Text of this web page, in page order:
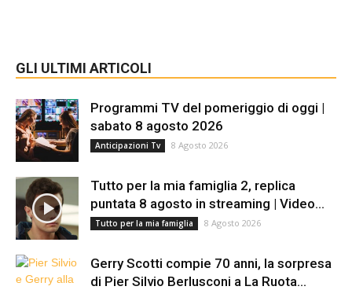
GLI ULTIMI ARTICOLI
Programmi TV del pomeriggio di oggi |
sabato 8 agosto 2026
Anticipazioni Tv 8 Agosto 2026
Tutto per la mia famiglia 2, replica
puntata 8 agosto in streaming | Video...
Tutto per la mia famiglia 8 Agosto 2026
Gerry Scotti compie 70 anni, la sorpresa
di Pier Silvio Berlusconi a La Ruota...